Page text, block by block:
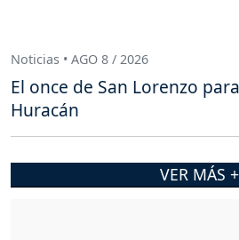
Noticias • AGO 8 / 2026
El once de San Lorenzo
Huracán
VER MÁS +